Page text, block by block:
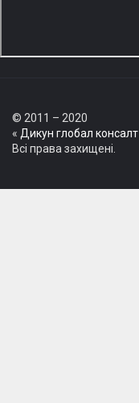
© 2011 – 2020
« Дикун глобал консалт
Всі права захищені.